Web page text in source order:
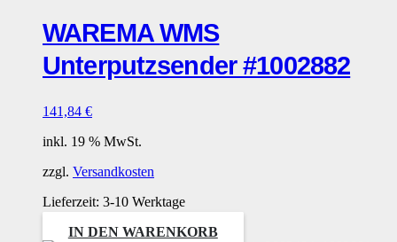
WAREMA WMS
Unterputzsender #1002882
141,84 €
inkl. 19 % MwSt.
zzgl. Versandkosten
Lieferzeit: 3-10 Werktage
IN DEN WARENKORB